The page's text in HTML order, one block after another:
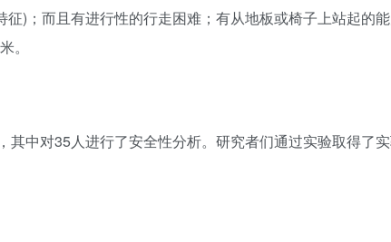
征)；而且有进行性的行走困难；有从地板或椅子上站起的
。
其中对35人进行了安全性分析。研究者们通过实验取得了